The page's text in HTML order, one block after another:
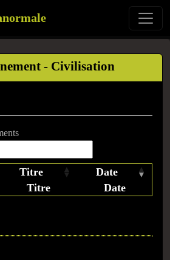
- Civilisation
Titre
Date
Titre Date